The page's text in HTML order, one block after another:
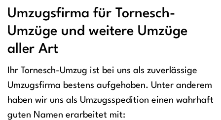
Umzugsfirma für Tornesch-
Umzüge und weitere Umzüge
aller Art
Ihr Tornesch-Umzug ist bei uns als zuverlässige
Umzugsfirma bestens aufgehoben. Unter anderem
haben wir uns als Umzugsspedition einen wahrhaft
guten Namen erarbeitet mit: